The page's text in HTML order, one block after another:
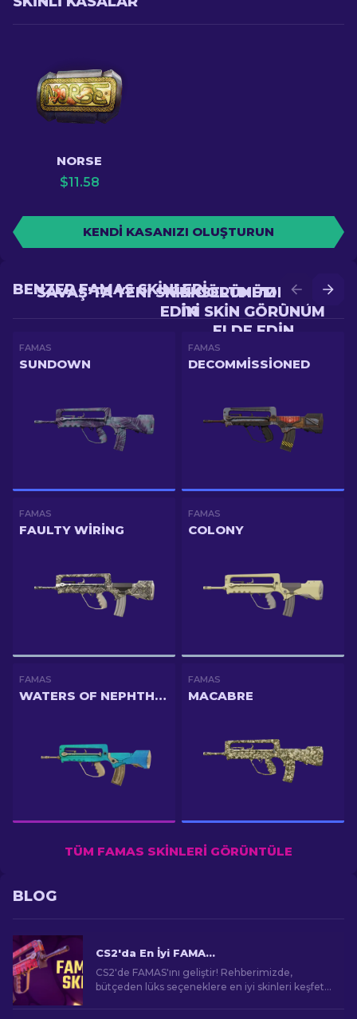
NORSE
$11.58
KENDI KASANIZI OLUŞTURUN
YÜKSELTME'DE DAHA
IYI SKIN GÖRÜNÜM
ELDE EDIN
SAVAŞ'TA YENI SKIN GÖRÜNÜM ELDE
EDIN
BENZER FAMAS SKINLERI
FAMAS
SUNDOWN
FAMAS
DECOMMISSIONED
FAMAS
FAULTY WIRING
FAMAS
COLONY
FAMAS
WATERS OF NEPHTHYS
FAMAS
MACABRE
TÜM FAMAS SKINLERI GÖRÜNTÜLE
BLOG
CS2'da En İyi FAMAS Skinleri [2026]
CS2'de FAMAS'ını geliştir! Rehberimizde,
bütçeden lüks seçeneklere en iyi skinleri keşfet.